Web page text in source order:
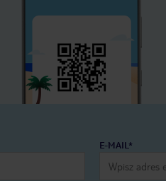
E-MAIL*